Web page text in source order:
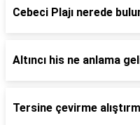
Cebeci Plajı nerede
Altıncı his ne anlama
Tersine çevirme